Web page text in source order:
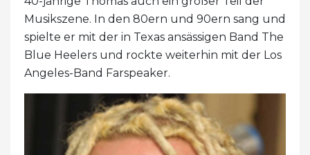
Musikszene. In den 80ern und 90ern sang und
spielte er mit der in Texas ansässigen Band The
Blue Heelers und rockte weiterhin mit der Los
Angeles-Band Farspeaker.